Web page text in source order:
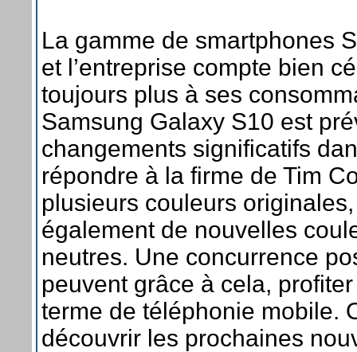
La gamme de smartphones
et l’entreprise compte bien
toujours plus à ses
Samsung Galaxy S10 est
changements significatifs
répondre à la firme de Tim
plusieurs couleurs
également de nouvelles
neutres. Une concurrence
peuvent grâce à cela,
terme de téléphonie mobile.
découvrir les prochaines